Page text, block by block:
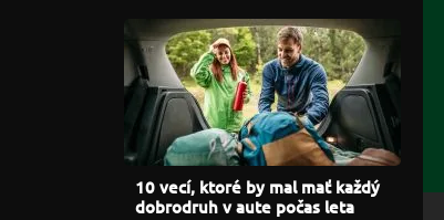
10 vecí, ktoré by mal mať každý
dobrodruh v aute počas leta